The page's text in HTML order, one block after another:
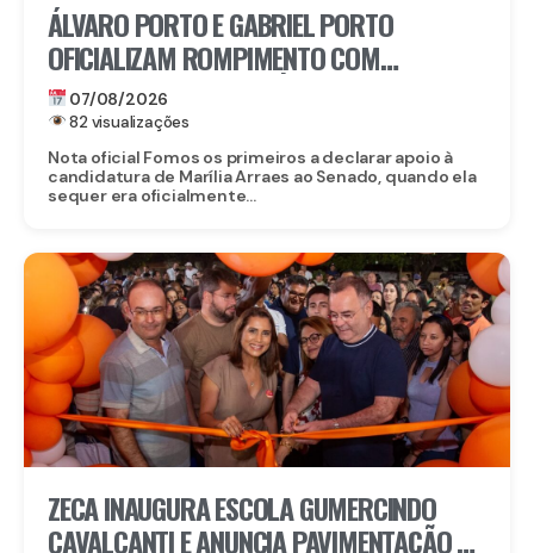
ÁLVARO PORTO E GABRIEL PORTO
OFICIALIZAM ROMPIMENTO COM
CANDIDATURA DE MARÍLIA ARRAES AO
SENADO
07/08/2026
82 visualizações
Nota oficial Fomos os primeiros a declarar apoio à
candidatura de Marília Arraes ao Senado, quando ela
sequer era oficialmente...
ZECA INAUGURA ESCOLA GUMERCINDO
CAVALCANTI E ANUNCIA PAVIMENTAÇÃO DE